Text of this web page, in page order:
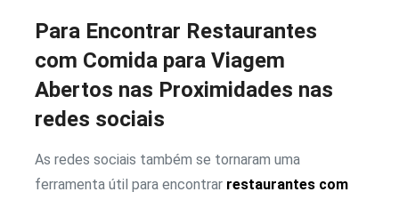
Para Encontrar Restaurantes
com Comida para Viagem
Abertos nas Proximidades nas
redes sociais
As redes sociais também se tornaram uma
ferramenta útil para encontrar restaurantes com